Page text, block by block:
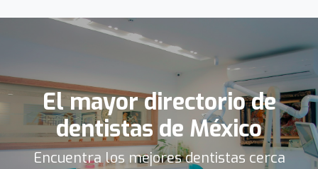
El mayor directorio de
dentistas de México
Encuentra los mejores dentistas cerca